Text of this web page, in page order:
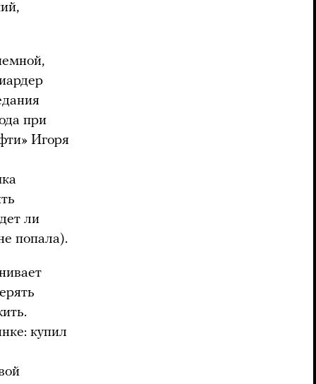
при
Игоря
ли
попала).
купил